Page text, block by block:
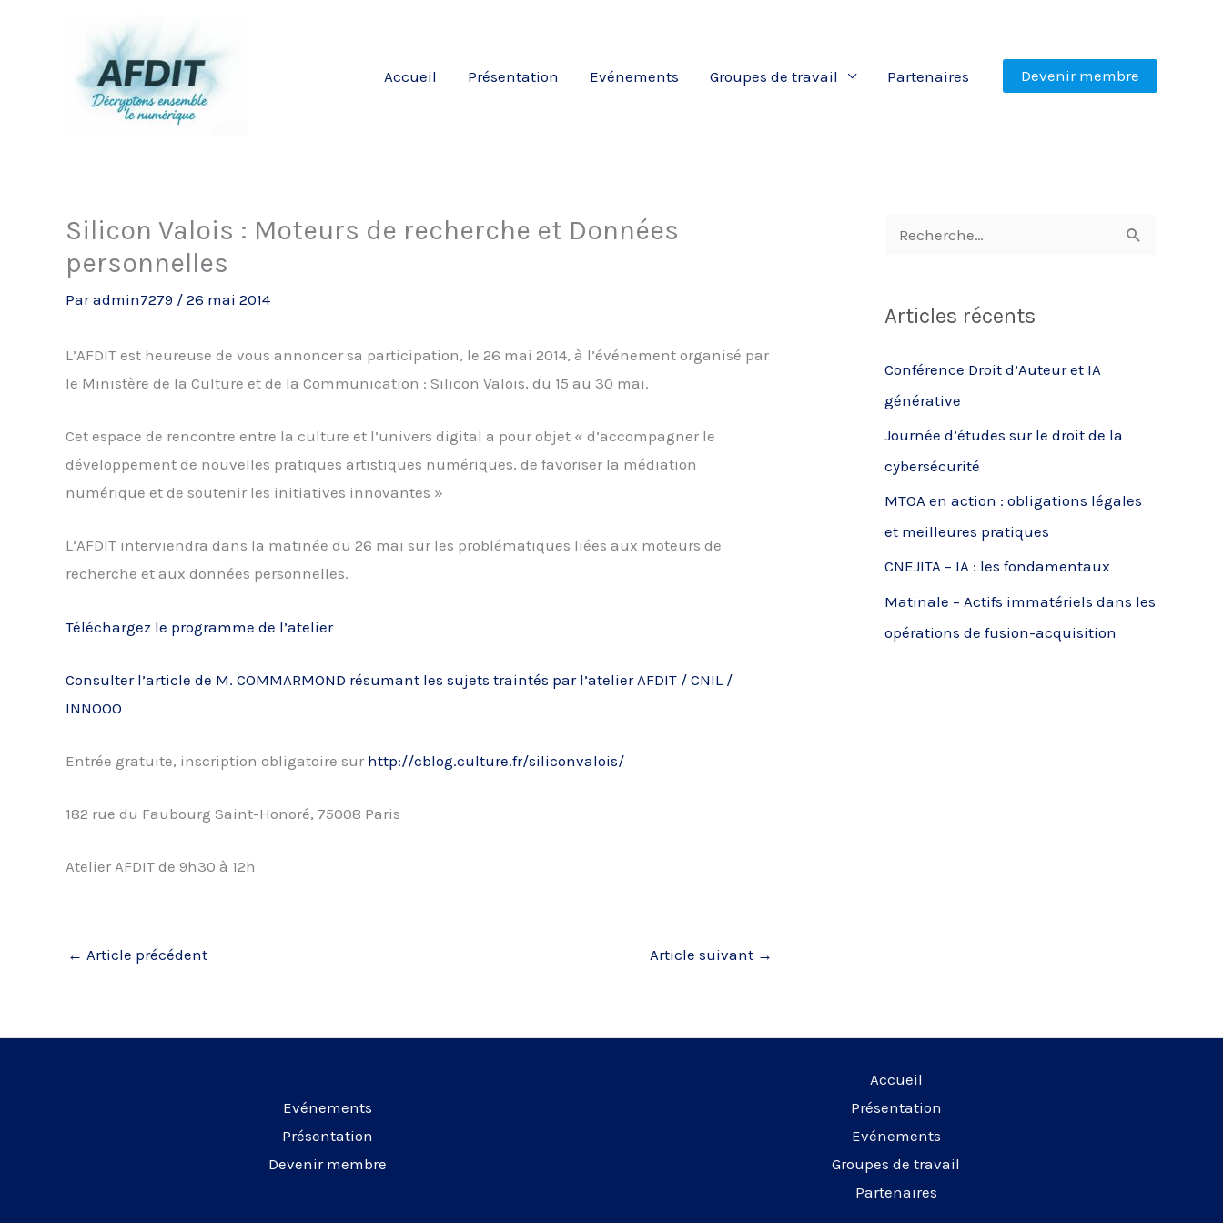
Accueil Présentation Evénements Groupes de travail Partenaires Devenir membre
Silicon Valois : Moteurs de recherche et Données
personnelles
Paradmin7279 / 26 mai 2014
L’AFDIT est heureuse de vous annoncer sa participation, le 26 mai 2014, à l’événement organisé par
le Ministère de la Culture et de la Communication : Silicon Valois, du 15 au 30 mai.
Cet espace de rencontre entre la culture et l’univers digital a pour objet « d’accompagner le
développement de nouvelles pratiques artistiques numériques, de favoriser la médiation
numérique et de soutenir les initiatives innovantes »
L’AFDIT interviendra dans la matinée du 26 mai sur les problématiques liées aux moteurs de
recherche et aux données personnelles.
Téléchargez le programme de l’atelier
Consulter l’article de M. COMMARMOND résumant les sujets traintés par l’atelier AFDIT / CNIL /
INNOOO
Entrée gratuite, inscription obligatoire sur http://cblog.culture.fr/siliconvalois/
182 rue du Faubourg Saint-Honoré, 75008 Paris
Atelier AFDIT de 9h30 à 12h
← Article précédent Article suivant →
h
c
h
e
r
:
Articles récents
Conférence Droit d’Auteur et IA
générative
Journée d’études sur le droit de la
cybersécurité
MTOA en action : obligations légales
et meilleures pratiques
CNEJITA – IA : les fondamentaux
Matinale – Actifs immatériels dans les
opérations de fusion-acquisition
Evénements
Présentation
Devenir membre
Accueil
Présentation
Evénements
Groupes de travail
Partenaires